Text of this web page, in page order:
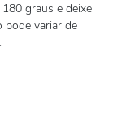
graus e deixe
pode variar de